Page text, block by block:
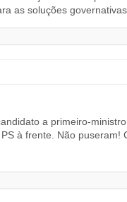
as soluções
a primeiro-
à frente. Não puseram!